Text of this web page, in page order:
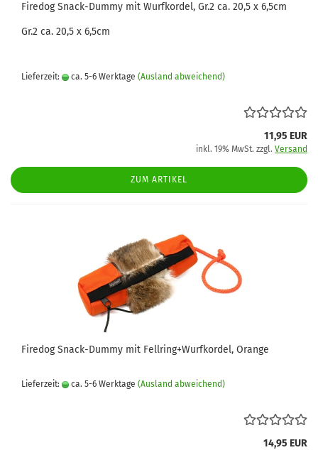
Firedog Snack-Dummy mit Wurfkordel, Gr.2 ca. 20,5 x 6,5cm
Gr.2 ca. 20,5 x 6,5cm
Lieferzeit: ca. 5-6 Werktage (Ausland abweichend)
11,95 EUR
inkl. 19% MwSt. zzgl. Versand
ZUM ARTIKEL
Firedog Snack-Dummy mit Fellring+Wurfkordel, Orange
Lieferzeit: ca. 5-6 Werktage (Ausland abweichend)
14,95 EUR